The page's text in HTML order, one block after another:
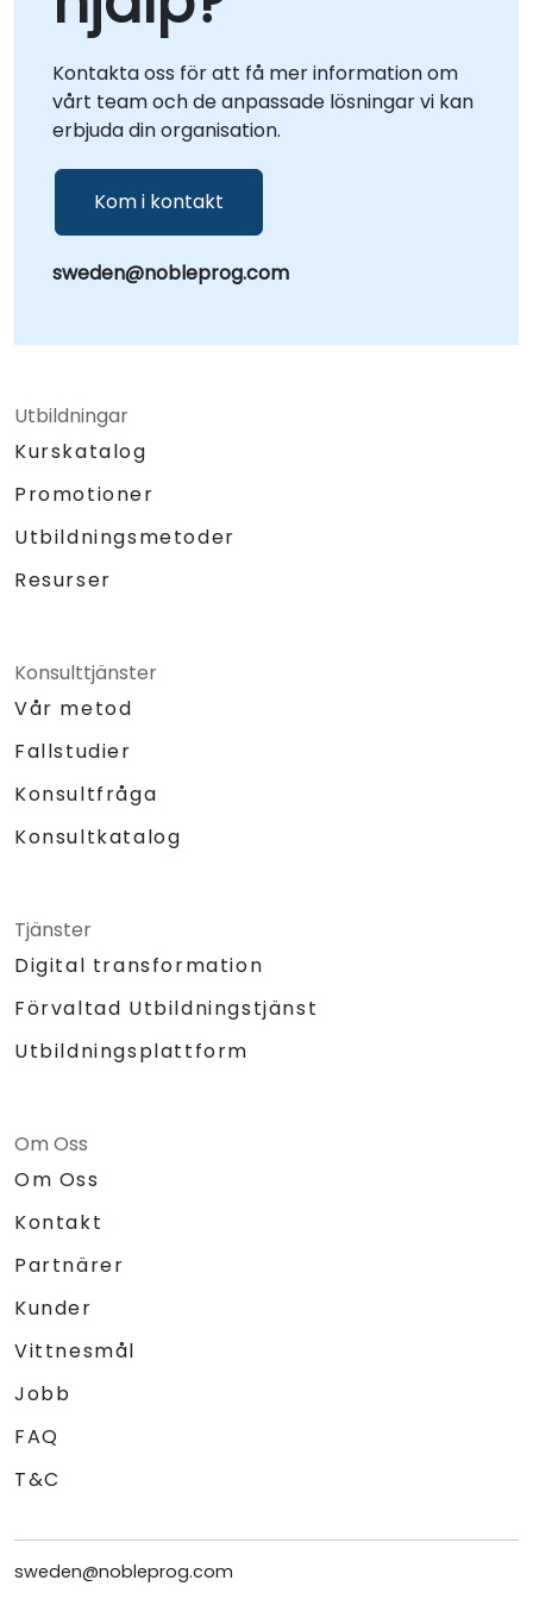
konsultationer som kan hållas lokalt på dina
lokaler i eller vid våra dedikerade
företagscenter i . Oavsett om du vill optimera
befintliga arbetsflöden, designa nya
säkerhetsarkitekturer eller skala dina
hotidentifieringsförmågor, agerar NobleProg
som din lokala partner för att transformera
din säkerhetsstrategi med IBM QRadar.
Kontakta oss för att få mer information om
vårt team och de anpassade lösningar vi kan
erbjuda din organisation.
Kom i kontakt
sweden@nobleprog.com
Utbildningar
Kurskatalog
Promotioner
Utbildningsmetoder
Resurser
Konsulttjänster
Vår metod
Fallstudier
Konsultfråga
Konsultkatalog
Tjänster
Digital transformation
Förvaltad Utbildningstjänst
Utbildningsplattform
Om Oss
Om Oss
Kontakt
Partnärer
Kunder
Vittnesmål
Jobb
FAQ
T&C
sweden@nobleprog.com